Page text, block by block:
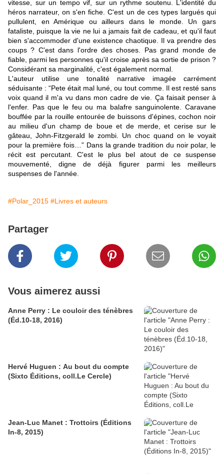
vitesse, sur un tempo vif, sur un rythme soutenu. L'identité du
héros narrateur, on s'en fiche. C'est un de ces types largués qui
pullulent, en Amérique ou ailleurs dans le monde. Un gars
fataliste, puisque la vie ne lui a jamais fait de cadeau, et qu'il faut
bien s'accommoder d'une existence chaotique. Il va prendre des
coups ? C'est dans l'ordre des choses. Pas grand monde de
fiable, parmi les personnes qu'il croise après sa sortie de prison ?
Considérant sa marginalité, c'est également normal.
L'auteur utilise une tonalité narrative imagée carrément
séduisante : “Pete était mal luné, ou tout comme. Il est resté sans
voix quand il m'a vu dans mon cadre de vie. Ça faisait penser à
l'enfer. Pas que le feu ou ma balafre sanguinolente. Caravane
bouffée par la rouille entourée de buissons d'épines, cochon noir
au milieu d'un champ de boue et de merde, et cerise sur le
gâteau, John-Fitzgerald le zombi. Un choc quand on le voyait
pour la première fois…” Dans la grande tradition du noir polar, le
récit est percutant. C'est le plus bel atout de ce suspense
mouvementé, digne de déjà figurer parmi les meilleurs
suspenses de l'année.
#Polar_2015 #Livres et auteurs
Partager
Vous aimerez aussi
Anne Perry : Le couloir des ténèbres
(Éd.10-18, 2016)
Hervé Huguen : Au bout du compte
(Sixto Éditions, coll.Le Cercle)
Jean-Luc Manet : Trottoirs (Éditions
In-8, 2015)